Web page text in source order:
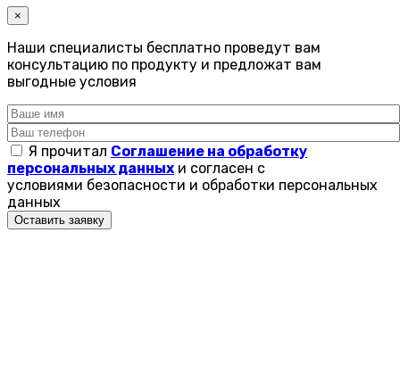
×
Наши специалисты бесплатно проведут вам
консультацию по продукту и предложат вам
выгодные условия
Я прочитал Соглашение на обработку
персональных данных и согласен с
условиями безопасности и обработки персональных
данных
Оставить заявку